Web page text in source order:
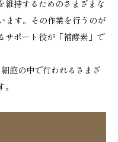
維持するためのさまざまな
ます。その作業を行うのが
サポート役が「補酵素」で
胞の中で行われるさまざ